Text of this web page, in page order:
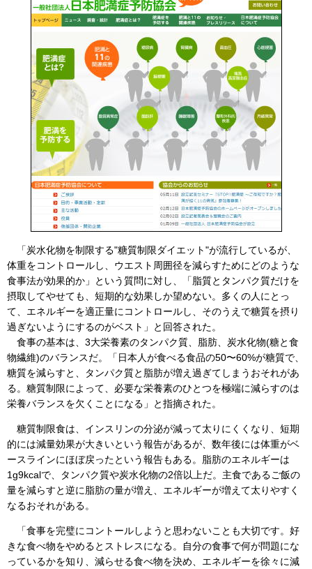
「炭水化物を制限する"糖質制限ダイエット"が流行しているが、
体重をコントロールし、ウエスト周囲径を減らすためにどのような
食事法が効果的か」という質問に対し、「脂質とタンパク質だけを
摂取してやせても、短期的な効果しか望めない。多くの人にとっ
て、エネルギーを適正量にコントロールし、そのうえで糖質を摂り
過ぎないようにするのがベスト」と回答された。
食事の基本は、3大栄養素のタンパク質、脂肪、炭水化物(糖と食
物繊維)のバランスだ。「日本人が食べる食品の50〜60%が糖質で、
糖質を減らすと、タンパク質と脂肪が増え過ぎてしまうおそれがあ
る。糖質制限によって、必要な栄養素のひとつを極端に減らすのは
栄養バランスを欠くことになる」と指摘された。
糖質制限食は、インスリンの分泌が減って太りにくくなり、短期
的には減量効果が大きいという報告があるが、数年後には体重がベ
ースラインにほぼ戻ったという報告もある。脂肪のエネルギーは
1g9kcalで、タンパク質や炭水化物の2倍以上だ。主食であるご飯の
量を減らすと逆に脂肪の量が増え、エネルギーが増えて太りやすく
なるおそれがある。
「食事を完璧にコントールしようと思わないことも大切です。好
きな食べ物をやめるとストレスになる。自分の食事で何が問題にな
っているかを知り、減らせる食べ物を決め、エネルギーを徐々に減